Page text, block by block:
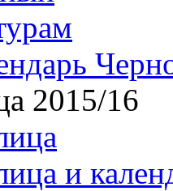
2015/16
и